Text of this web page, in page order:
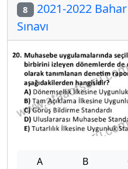
8 2021-2022
Sınavı
A B